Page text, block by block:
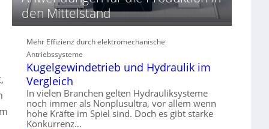
d
i
e
r
f
o
r
m
a
den Mittelstand
Mehr Effizienz durch elektromechanische
Antriebssysteme
Kugelgewindetrieb und Hydraulik im
Vergleich
In vielen Branchen gelten Hydrauliksysteme
noch immer als Nonplusultra, vor allem wenn
hohe Kräfte im Spiel sind. Doch es gibt starke
Konkurrenz…